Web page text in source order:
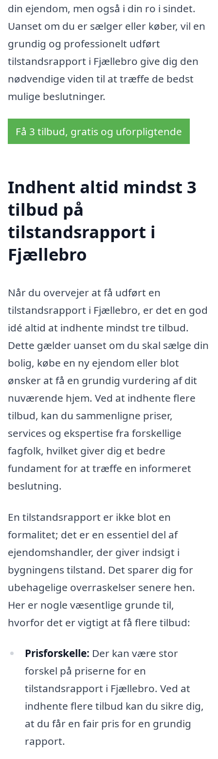
din ejendom, men også i din ro i sindet.
Uanset om du er sælger eller køber, vil en
grundig og professionelt udført
tilstandsrapport i Fjællebro give dig den
nødvendige viden til at træffe de bedst
mulige beslutninger.
Få 3 tilbud, gratis og uforpligtende
Indhent altid mindst 3
tilbud på
tilstandsrapport i
Fjællebro
Når du overvejer at få udført en
tilstandsrapport i Fjællebro, er det en god
idé altid at indhente mindst tre tilbud.
Dette gælder uanset om du skal sælge din
bolig, købe en ny ejendom eller blot
ønsker at få en grundig vurdering af dit
nuværende hjem. Ved at indhente flere
tilbud, kan du sammenligne priser,
services og ekspertise fra forskellige
fagfolk, hvilket giver dig et bedre
fundament for at træffe en informeret
beslutning.
En tilstandsrapport er ikke blot en
formalitet; det er en essentiel del af
ejendomshandler, der giver indsigt i
bygningens tilstand. Det sparer dig for
ubehagelige overraskelser senere hen.
Her er nogle væsentlige grunde til,
hvorfor det er vigtigt at få flere tilbud:
Prisforskelle: Der kan være stor
forskel på priserne for en
tilstandsrapport i Fjællebro. Ved at
indhente flere tilbud kan du sikre dig,
at du får en fair pris for en grundig
rapport.